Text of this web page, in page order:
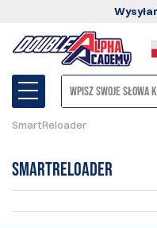
SmartReloader
SmartReloader